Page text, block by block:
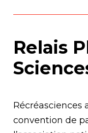
Relais
Récréasciences
convention de